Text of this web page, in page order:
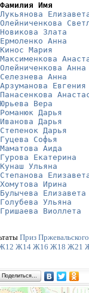
Имя
Лукьянова
Олейниченкова
Новикова Злата
Ермоленко Анна
Кинос Мария
Максименкова
Олейниченкова Анна
Селезнева Анна
Арзуманова Евгения
Панасенкова
Юрьева Вера
Романюк Дарья
Иванова Дарья
Степенок Дарья
Гуцева Софья
Маматова Аида
Гурова Екатерина
Кунаш Ульяна
Степанова
Хомутова Ирина
Булычева Елизавета
Голубева Ульяна
Гришаева Виоллета
Приз
Ж14 Ж16 Ж18 Ж21
Поделиться…